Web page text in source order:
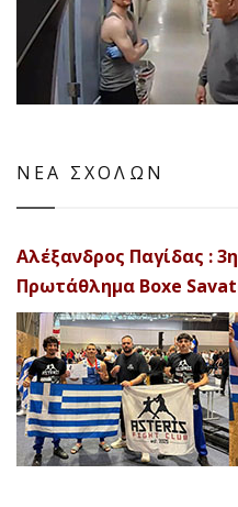
ΝΕΑ ΣΧΟΛΩΝ
Αλέξανδρος Παγίδας :
Πρωτάθλημα Boxe